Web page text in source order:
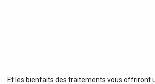
Et les bienfaits des traitements vous offriront